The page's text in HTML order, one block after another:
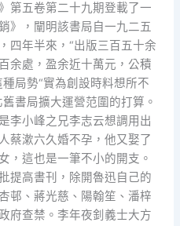
第五卷第二十九期登載了一
》，闡明該書局自一九二五
四年半來，“出版三百五十余
余處，盈余近十萬元，公積
局勢“實為創設時料想所不
書局擴大運營范圍的打算。
李小峰之兄李志云想調用出
蔡漱六久婚不孕，他又娶了
，這也是一筆不小的開支。
提高書刊，除開魯迅自己的
邨、蔣光慈、陽翰笙、潘梓
府查禁。李年夜釗義士大方